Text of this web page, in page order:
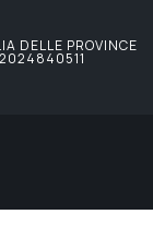
DELLE PROVINCE